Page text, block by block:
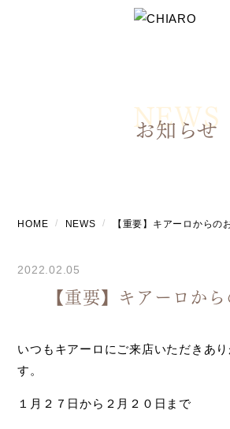
お知らせ
NEWS
HOME NEWS 【重要】キアーロからの
2022.02.05
【重要】キアーロか
いつもキアーロにご来店いただきあ
す。
１月２７日から２月２０日まで